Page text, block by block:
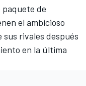
de
el ambicioso
rivales después
en la última